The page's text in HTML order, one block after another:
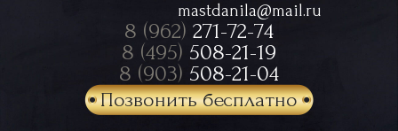
mastdanila@mail.ru
8 (962) 271-72-74
8 (495) 508-21-19
8 (903) 508-21-04
Позвонить бесплатно